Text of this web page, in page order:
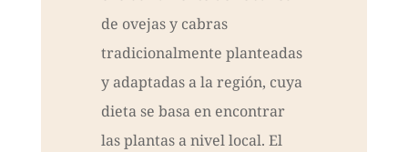
de ovejas y cabras
tradicionalmente planteadas
y adaptadas a la región, cuya
dieta se basa en encontrar
las plantas a nivel local. El